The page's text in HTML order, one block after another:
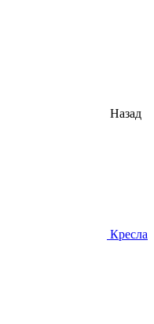
Назад
Кресла